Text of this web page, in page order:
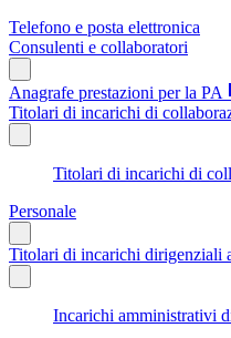
Telefono e posta elettronica
Consulenti e collaboratori
Anagrafe prestazioni per la PA
Titolari di incarichi di
Titolari di incarichi di
Personale
Titolari di incarichi dirigenziali
Incarichi amministrativi